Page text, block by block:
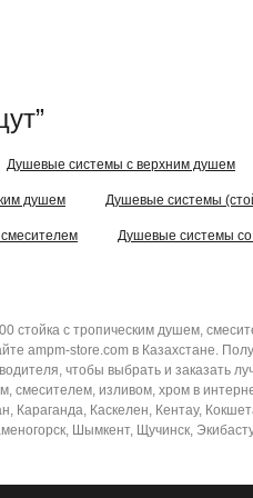
Душевые системы с верхним душем
душем Душевые системы
Душевые системы
стойка с тропическим душем,
ampm-store.com в Казахстане.
чтобы выбрать и заказать
смесителем, изливом, хром в
Караганда, Каскелен, Кентау,
Шымкент, Щучинск,